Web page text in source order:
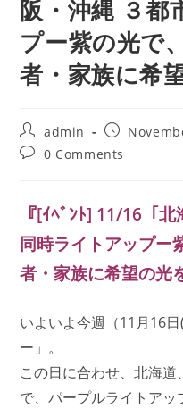
阪・沖縄 ３都
プー紫の光で
者・家族に希
Post
author:
admin
Post
published:
Post0 Comments
『[ｲﾍﾞﾝﾄ] 11/16「
同時ライトアップー
者・家族に希望の光
いよいよ今週（11月16
ー」。
この日に合わせ、北海
で、パープルライトアッ